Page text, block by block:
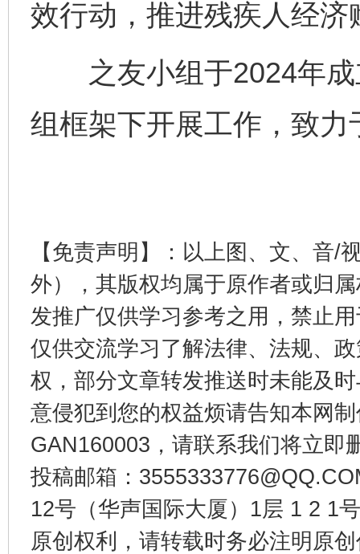
效行动，推进残疾人经济
之友小组于2024年成
组框架下开展工作，致
【免责声明】：以上图、文、音/
外），其版权均属于原作者或归
发推广仅供学习参考之用，禁止
仅供交流学习了解法律、法规、
权，部分文章转发推送时未能及
意侵犯到您的权益烦请告知本网
GAN160003，请联系我们将立即
投稿邮箱：
12号（华声国际大厦）1层 1 2 1
原创权利，请转载时务必注明原
东山县通报“牛蛙产品抗生素超标问题” 法